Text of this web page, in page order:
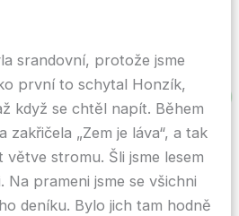
srandovní, protože jsme
první to schytal Honzík,
když se chtěl napít. Během
„Zem je láva“, a tak
větve stromu. Šli jsme lesem
Na prameni jsme se všichni
deníku. Bylo jich tam hodně